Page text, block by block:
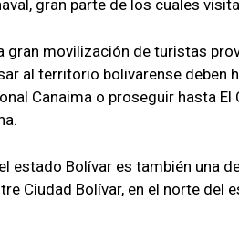
gran parte de los cuales
gran movilización de turistas
al territorio bolivarense deben
Canaima o proseguir hasta El
estado Bolívar es también una
Ciudad Bolívar, en el norte del